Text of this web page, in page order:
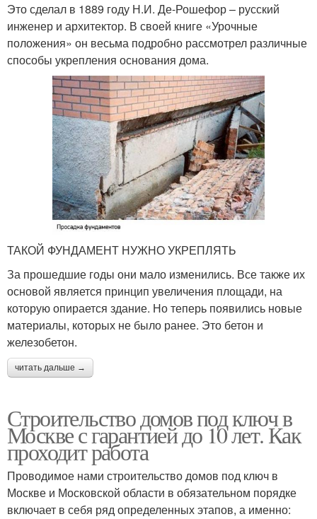
Это сделал в 1889 году Н.И. Де-Рошефор – русский
инженер и архитектор. В своей книге «Урочные
положения» он весьма подробно рассмотрел различные
способы укрепления основания дома.
ТАКОЙ ФУНДАМЕНТ НУЖНО УКРЕПЛЯТЬ
За прошедшие годы они мало изменились. Все также их
основой является принцип увеличения площади, на
которую опирается здание. Но теперь появились новые
материалы, которых не было ранее. Это бетон и
железобетон.
читать дальше →
Строительство домов под ключ в
Москве с гарантией до 10 лет. Как
проходит работа
Проводимое нами строительство домов под ключ в
Москве и Московской области в обязательном порядке
включает в себя ряд определенных этапов, а именно: